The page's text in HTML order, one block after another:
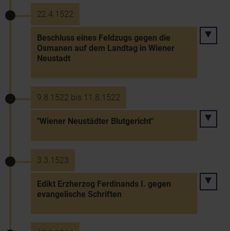
22.4.1522
Beschluss eines Feldzugs gegen die
Osmanen auf dem Landtag in Wiener
Neustadt
9.8.1522 bis 11.8.1522
"Wiener Neustädter Blutgericht"
3.3.1523
Edikt Erzherzog Ferdinands I. gegen
evangelische Schriften